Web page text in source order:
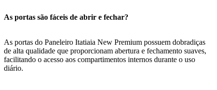
As portas são fáceis de abrir e fechar?
As portas do Paneleiro Itatiaia New Premium possuem dobradiças
de alta qualidade que proporcionam abertura e fechamento suaves,
facilitando o acesso aos compartimentos internos durante o uso
diário.